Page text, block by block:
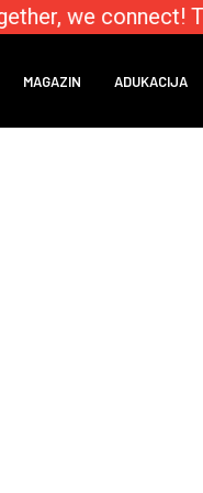
we
MAGAZIN ADUKACIJA